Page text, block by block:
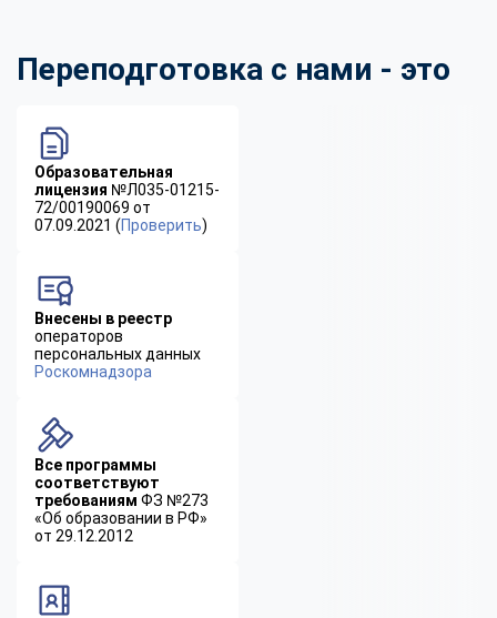
Переподготовка с нами - это
Образовательная
лицензия №Л035-01215-
72/00190069 от
07.09.2021 (Проверить)
Внесены в реестр
операторов
персональных данных
Роскомнадзора
Все программы
соответствуют
требованиям ФЗ №273
«Об образовании в РФ»
от 29.12.2012